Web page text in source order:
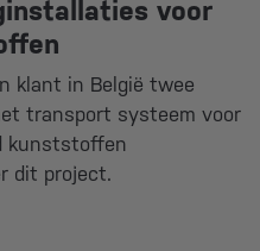
voor
klant in België twee
transport systeem voor
kunststoffen
dit project.